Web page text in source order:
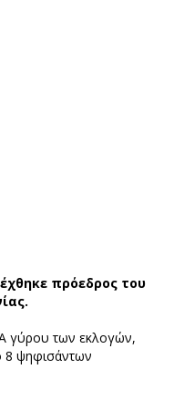
πρόεδρος του
γύρου των εκλογών,
ψηφισάντων